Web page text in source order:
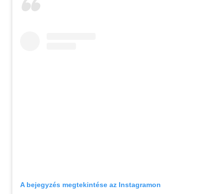
A bejegyzés megtekintése az Instagramon